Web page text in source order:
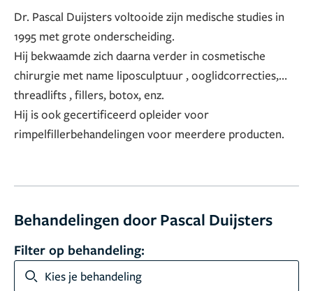
Dr. Pascal Duijsters voltooide zijn medische studies in
1995 met grote onderscheiding.
Hij bekwaamde zich daarna verder in cosmetische
chirurgie met name liposculptuur , ooglidcorrecties,
threadlifts , fillers, botox, enz.
Hij is ook gecertificeerd opleider voor
rimpelfillerbehandelingen voor meerdere producten.
Behandelingen door Pascal Duijsters
Filter op behandeling:
Kies je behandeling